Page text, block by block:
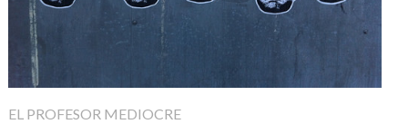
EL PROFESOR MEDIOCRE